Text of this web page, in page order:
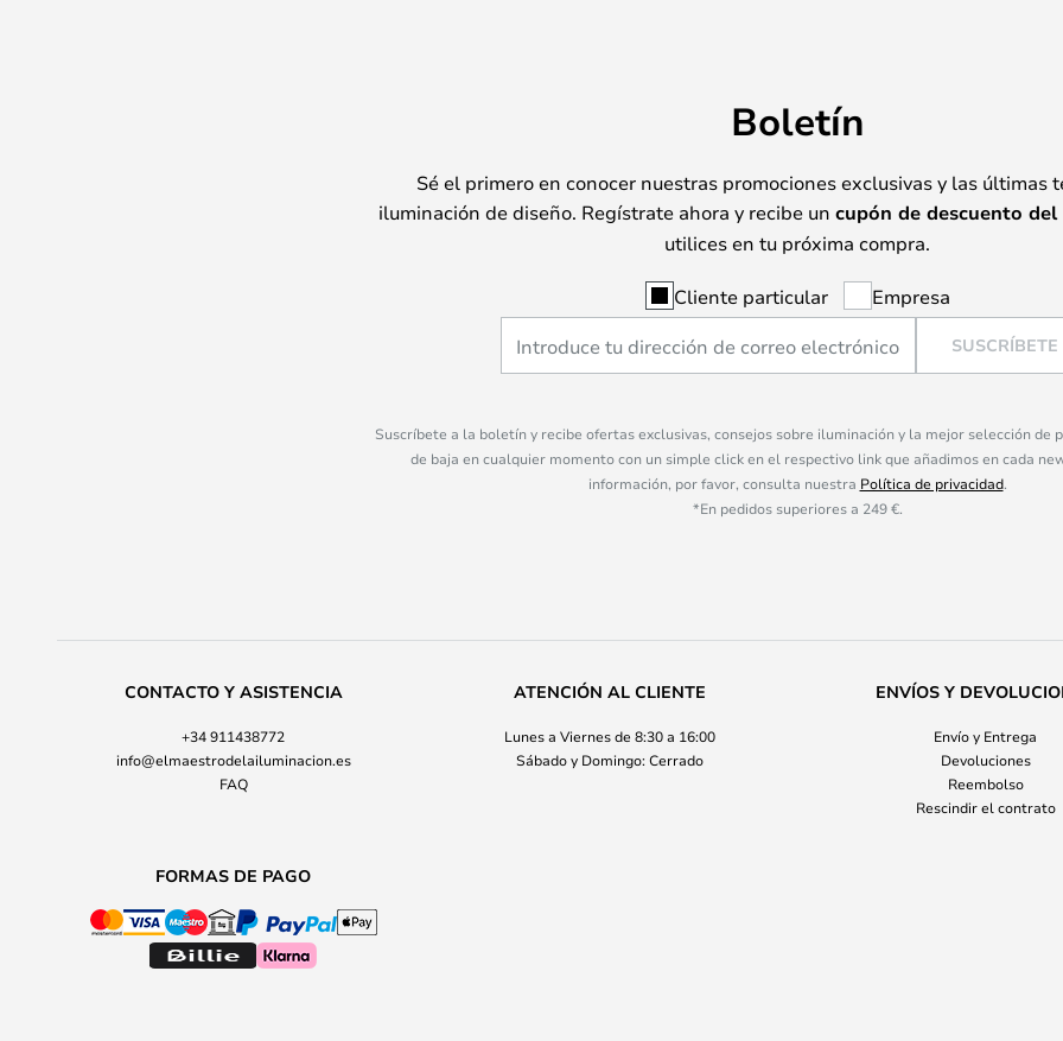
Boletín
Sé el primero en conocer nuestras promociones exclusivas y las últimas
iluminación de diseño. Regístrate ahora y recibe un cupón de descuento del
utilices en tu próxima compra.
Cliente particular Empresa
SUSCRÍBETE
Suscríbete a la boletín y recibe ofertas exclusivas, consejos sobre iluminación y la mejor selección de
de baja en cualquier momento con un simple click en el respectivo link que añadimos en cada
información, por favor, consulta nuestra Política de privacidad.
*En pedidos superiores a 249 €.
CONTACTO Y ASISTENCIA
+34 911438772
info@elmaestrodelailuminacion.es
FAQ
ATENCIÓN AL CLIENTE
Lunes a Viernes de 8:30 a 16:00
Sábado y Domingo: Cerrado
ENVÍOS Y
Envío y Entrega
Devoluciones
Reembolso
Rescindir el contrato
FORMAS DE PAGO